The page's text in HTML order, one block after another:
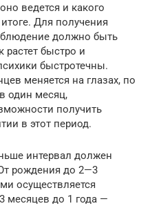
ведется и какого
Для получения
должно быть
растет быстро и
быстротечны.
меняется на глазах, по
один месяц,
получить
в этот период.
интервал должен
рождения до 2—3
осуществляется
месяцев до 1 года —